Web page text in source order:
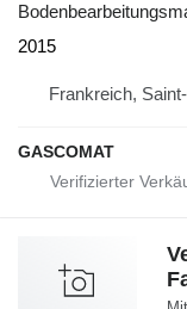
2015
Frankreich,
GASCOMAT